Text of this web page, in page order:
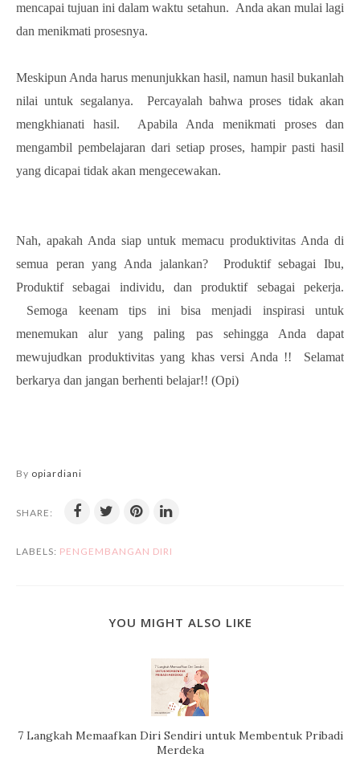
mencapai tujuan ini dalam waktu setahun. Anda akan mulai lagi
dan menikmati prosesnya.
Meskipun Anda harus menunjukkan hasil, namun hasil bukanlah
nilai untuk segalanya. Percayalah bahwa proses tidak akan
mengkhianati hasil. Apabila Anda menikmati proses dan
mengambil pembelajaran dari setiap proses, hampir pasti hasil
yang dicapai tidak akan mengecewakan.
Nah, apakah Anda siap untuk memacu produktivitas Anda di
semua peran yang Anda jalankan? Produktif sebagai Ibu,
Produktif sebagai individu, dan produktif sebagai pekerja.
Semoga keenam tips ini bisa menjadi inspirasi untuk
menemukan alur yang paling pas sehingga Anda dapat
mewujudkan produktivitas yang khas versi Anda !! Selamat
berkarya dan jangan berhenti belajar!! (Opi)
By opiardiani
SHARE:
LABELS: PENGEMBANGAN DIRI
YOU MIGHT ALSO LIKE
7 Langkah Memaafkan Diri Sendiri untuk Membentuk Pribadi
Merdeka